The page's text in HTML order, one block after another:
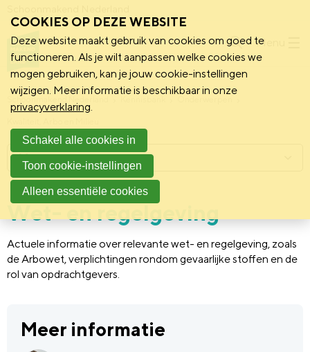
Menu
Schoonmakend Nederland
Wet- en regelgeving
Actuele informatie over relevante wet- en regelgeving, zoals
de Arbowet, verplichtingen rondom gevaarlijke stoffen en de
rol van opdrachtgevers.
Meer informatie
Menu
COOKIES OP DEZE WEBSITE
Deze website maakt gebruik van cookies om goed te
functioneren. Als je wilt aanpassen welke cookies we
mogen gebruiken, kan je jouw cookie-instellingen
wijzigen. Meer informatie is beschikbaar in onze
privacyverklaring.
Schakel alle cookies in
Toon cookie-instellingen
Alleen essentiële cookies